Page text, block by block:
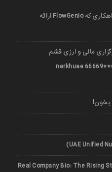
چرا بیشتر تریدرها رشد نمی‌کنند؟ راهکاری که FlowGenio ارائه
مالی و ارزی قشم
501036018 | 971***77739 | 971***66669 nerkhuae
بخون!
Real Company Bio: The Rising